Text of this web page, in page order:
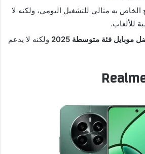
الخاص به مثالي للتشغيل اليومي، ولكنه لا
للألعاب.
موبايل فئة متوسطة 2025
ولكنه لا يدعم